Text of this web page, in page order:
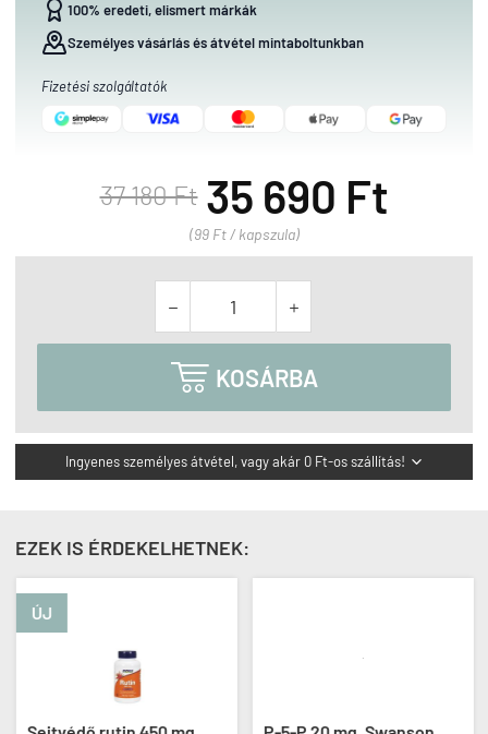
100% eredeti, elismert márkák
Személyes vásárlás és átvétel mintaboltunkban
Fizetési szolgáltatók
37 180 Ft 35 690 Ft
(99 Ft / kapszula)
 
 KOSÁRBA
Ingyenes személyes átvétel, vagy akár 0 Ft-os szállítás! 
EZEK IS ÉRDEKELHETNEK:
ÚJ